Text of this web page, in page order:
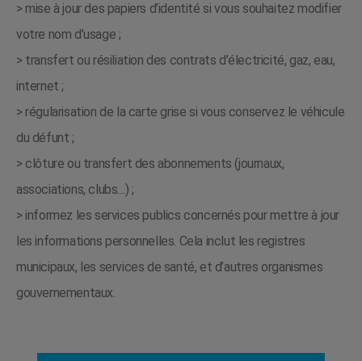
> mise à jour des papiers d’identité si vous souhaitez modifier
votre nom d’usage ;
> transfert ou résiliation des contrats d’électricité, gaz, eau,
internet ;
> régularisation de la carte grise si vous conservez le véhicule
du défunt ;
> clôture ou transfert des abonnements (journaux,
associations, clubs…) ;
> informez les services publics concernés pour mettre à jour
les informations personnelles. Cela inclut les registres
municipaux, les services de santé, et d’autres organismes
gouvernementaux.